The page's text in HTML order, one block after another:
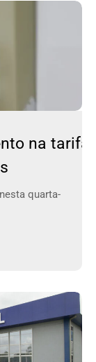
na tarifa
quarta-